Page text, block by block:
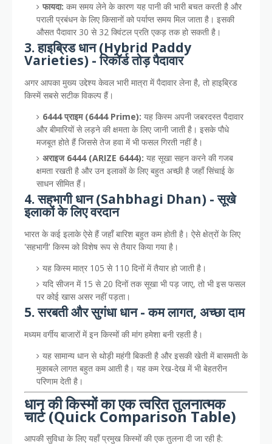
फायदा: कम समय लेने के कारण यह पानी की भारी बचत करती है और
पराली प्रबंधन के लिए किसानों को पर्याप्त समय मिल जाता है। इसकी
औसत पैदावार 30 से 32 क्विंटल प्रति एकड़ तक हो सकती है।
3. हाइब्रिड धान (Hybrid Paddy
Varieties) - रिकॉर्ड तोड़ पैदावार
अगर आपका मुख्य उद्देश्य केवल भारी मात्रा में पैदावार लेना है, तो हाइब्रिड
किस्में सबसे सटीक विकल्प हैं।
6444 प्राइम (6444 Prime): यह किस्म अपनी जबरदस्त पैदावार
और बीमारियों से लड़ने की क्षमता के लिए जानी जाती है। इसके पौधे
मजबूत होते हैं जिससे तेज हवा में भी फसल गिरती नहीं है।
अराइज 6444 (ARIZE 6444): यह सूखा सहन करने की गजब
क्षमता रखती है और उन इलाकों के लिए बहुत अच्छी है जहाँ सिंचाई के
साधन सीमित हैं।
4. सहभागी धान (Sahbhagi Dhan) - सूखे
इलाकों के लिए वरदान
भारत के कई इलाके ऐसे हैं जहाँ बारिश बहुत कम होती है। ऐसे क्षेत्रों के लिए
'सहभागी' किस्म को विशेष रूप से तैयार किया गया है।
यह किस्म मात्र 105 से 110 दिनों में तैयार हो जाती है।
यदि सीजन में 15 से 20 दिनों तक सूखा भी पड़ जाए, तो भी इस फसल
पर कोई खास असर नहीं पड़ता।
5. सरबती और सुगंधा धान - कम लागत, अच्छा दाम
मध्यम वर्गीय बाजारों में इन किस्मों की मांग हमेशा बनी रहती है।
यह सामान्य धान से थोड़ी महंगी बिकती है और इसकी खेती में बासमती के
मुकाबले लागत बहुत कम आती है। यह कम रेख-देख में भी बेहतरीन
परिणाम देती है।
धान की किस्मों का एक त्वरित तुलनात्मक
चार्ट (Quick Comparison Table)
आपकी सुविधा के लिए यहाँ प्रमुख किस्मों की एक तुलना दी जा रही है: